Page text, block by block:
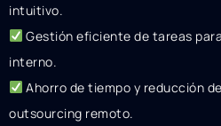
intuitivo.
Gestión eficiente de tareas
interno.
Ahorro de tiempo y reducción
outsourcing remoto.